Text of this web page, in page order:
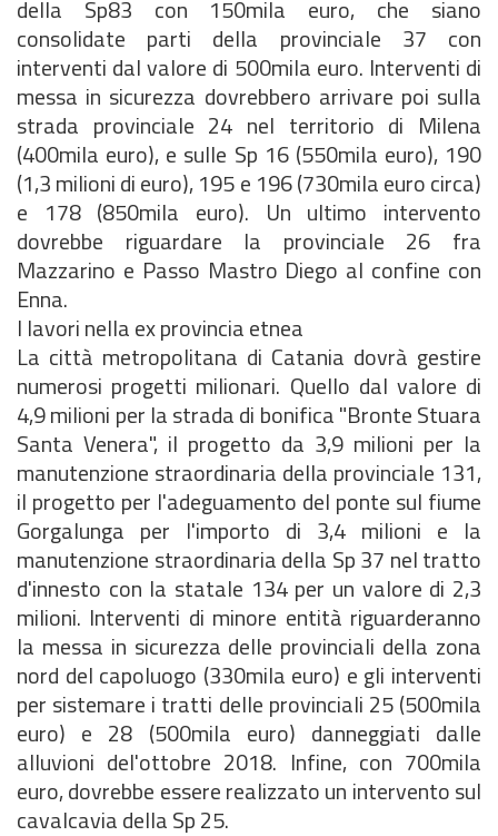
della Sp83 con 150mila euro, che siano
consolidate parti della provinciale 37 con
interventi dal valore di 500mila euro. Interventi di
messa in sicurezza dovrebbero arrivare poi sulla
strada provinciale 24 nel territorio di Milena
(400mila euro), e sulle Sp 16 (550mila euro), 190
(1,3 milioni di euro), 195 e 196 (730mila euro circa)
e 178 (850mila euro). Un ultimo intervento
dovrebbe riguardare la provinciale 26 fra
Mazzarino e Passo Mastro Diego al confine con
Enna.
I lavori nella ex provincia etnea
La città metropolitana di Catania dovrà gestire
numerosi progetti milionari. Quello dal valore di
4,9 milioni per la strada di bonifica "Bronte Stuara
Santa Venera", il progetto da 3,9 milioni per la
manutenzione straordinaria della provinciale 131,
il progetto per l'adeguamento del ponte sul fiume
Gorgalunga per l'importo di 3,4 milioni e la
manutenzione straordinaria della Sp 37 nel tratto
d'innesto con la statale 134 per un valore di 2,3
milioni. Interventi di minore entità riguarderanno
la messa in sicurezza delle provinciali della zona
nord del capoluogo (330mila euro) e gli interventi
per sistemare i tratti delle provinciali 25 (500mila
euro) e 28 (500mila euro) danneggiati dalle
alluvioni del'ottobre 2018. Infine, con 700mila
euro, dovrebbe essere realizzato un intervento sul
cavalcavia della Sp 25.